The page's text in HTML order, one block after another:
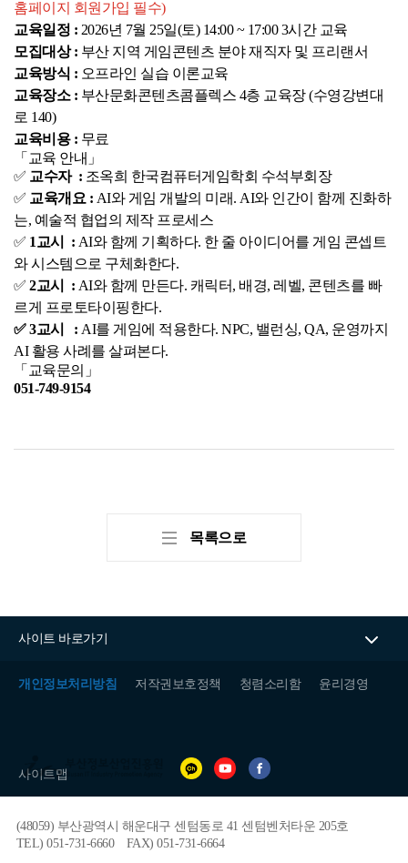
홈페이지 회원가입 필수)
교육일정 : 2026년 7월 25일(토) 14:00 ~ 17:00 3시간 교육
모집대상 : 부산 지역 게임콘텐츠 분야 재직자 및 프리랜서
교육방식 : 오프라인 실습 이론교육
교육장소 : 부산문화콘텐츠콤플렉스 4층 교육장 (수영강변대
로 140)
교육비용 : 무료
「교육 안내」
✅ 교수자  : 조옥희 한국컴퓨터게임학회 수석부회장
✅ 교육개요 : AI와 게임 개발의 미래. AI와 인간이 함께 진화하
는, 예술적 협업의 제작 프로세스
✅ 1교시  : AI와 함께 기획하다. 한 줄 아이디어를 게임 콘셉트
와 시스템으로 구체화한다.
✅ 2교시  : AI와 함께 만든다. 캐릭터, 배경, 레벨, 콘텐츠를 빠
르게 프로토타이핑한다.
✅ 3교시   : AI를 게임에 적용한다. NPC, 밸런싱, QA, 운영까지
AI 활용 사례를 살펴본다.
「교육문의」
051-749-9154
목록으로
개인정보처리방침 저작권보호정책 청렴소리함 윤리경영
사이트맵
사이트 바로가기
부
정
산
업
(48059) 부산광역시 해운대구 센텀동로 41 센텀벤처타운 205호
TEL) 051-731-6660
FAX) 051-731-6664